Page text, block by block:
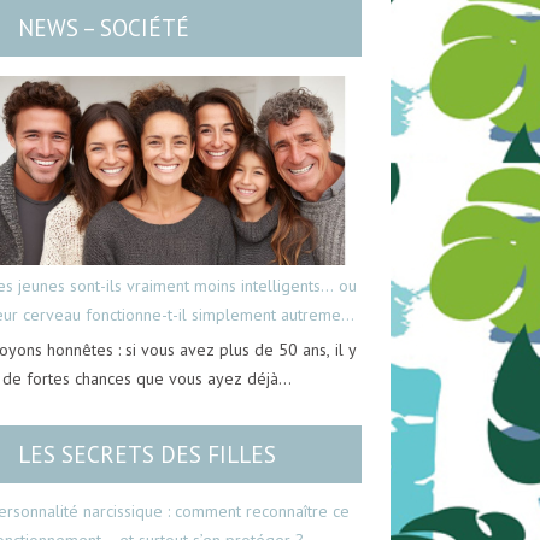
NEWS – SOCIÉTÉ
jeunes sont-ils vraiment moins intelligents… ou
cerveau fonctionne-t-il simplement autrement
honnêtes : si vous avez plus de 50 ans, il y
de fortes chances que vous ayez déjà…
LES SECRETS DES FILLES
narcissique : comment reconnaître ce